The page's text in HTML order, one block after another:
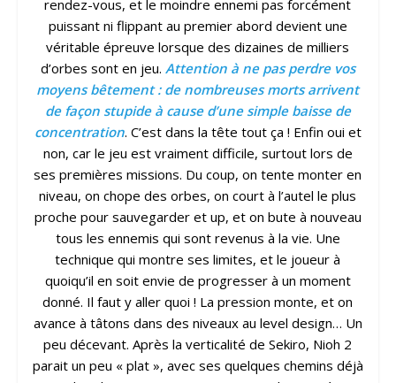
rendez-vous, et le moindre ennemi pas forcément
puissant ni flippant au premier abord devient une
véritable épreuve lorsque des dizaines de milliers
d’orbes sont en jeu. Attention à ne pas perdre vos
moyens bêtement : de nombreuses morts arrivent
de façon stupide à cause d’une simple baisse de
concentration. C’est dans la tête tout ça ! Enfin oui et
non, car le jeu est vraiment difficile, surtout lors de
ses premières missions. Du coup, on tente monter en
niveau, on chope des orbes, on court à l’autel le plus
proche pour sauvegarder et up, et on bute à nouveau
tous les ennemis qui sont revenus à la vie. Une
technique qui montre ses limites, et le joueur à
quoiqu’il en soit envie de progresser à un moment
donné. Il faut y aller quoi ! La pression monte, et on
avance à tâtons dans des niveaux au level design… Un
peu décevant. Après la verticalité de Sekiro, Nioh 2
parait un peu « plat », avec ses quelques chemins déjà